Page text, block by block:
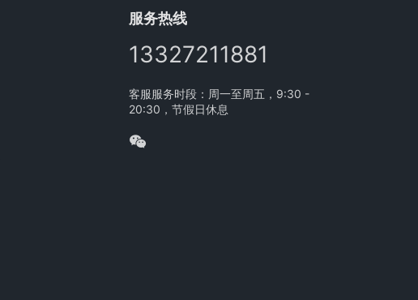
服务热线
13327211881
客服服务时段：周一至周五，9:30 -
20:30，节假日休息